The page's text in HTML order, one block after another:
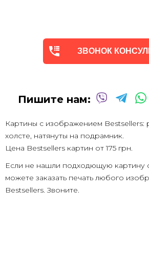
ЗВОНОК
Пишите нам:
Картины с изображением Bestsellers:
холсте, натянуты на подрамник.
Цена Bestsellers картин от175 грн.
Если не нашли подходющую картину
можете заказать печать любого
Bestsellers. Звоните.